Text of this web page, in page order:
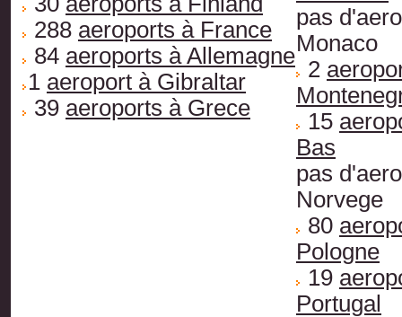
288 aeroports à France
84 aeroports à Allemagne
1 aeroport à Gibraltar
39 aeroports à Grece
pas
Monaco
2
15
Bas
pas
Norvege
80
Pologne
19
Portugal